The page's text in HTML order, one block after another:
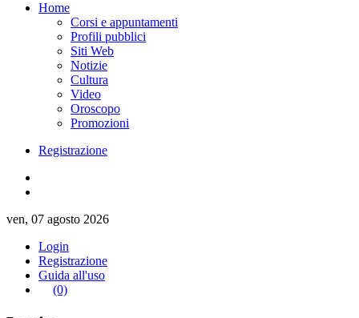
Home
Corsi e appuntamenti
Profili pubblici
Siti Web
Notizie
Cultura
Video
Oroscopo
Promozioni
Registrazione
ven, 07 agosto 2026
Login
Registrazione
Guida all'uso
(0)